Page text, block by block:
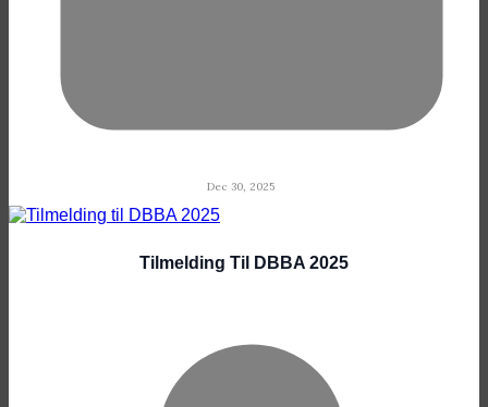
Dec 30, 2025
Tilmelding Til DBBA 2025